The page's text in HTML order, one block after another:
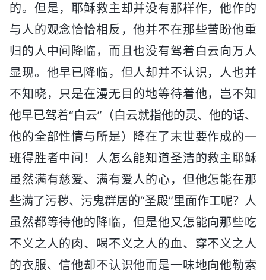
的。但是，耶稣救主却并没有那样作，他作的
与人的观念恰恰相反，他并不在那些苦盼他重
归的人中间降临，而且也没有驾着白云向万人
显现。他早已降临，但人却并不认识，人也并
不知晓，只是在漫无目的地等待着他，岂不知
他早已驾着“白云”（白云就指他的灵、他的话、
他的全部性情与所是）降在了末世要作成的一
班得胜者中间！人怎么能知道圣洁的救主耶稣
虽然满有慈爱、满有爱人的心，但他怎能在那
些满了污秽、污鬼群居的“圣殿”里面作工呢？人
虽然都等待他的降临，但是他又怎能向那些吃
不义之人的肉、喝不义之人的血、穿不义之人
的衣服、信他却不认识他而是一味地向他勒索